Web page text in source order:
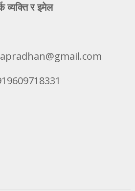
व्यक्ति र इमेल